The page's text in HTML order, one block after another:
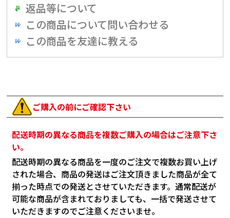
返品等について
この商品について問い合わせる
この商品を友達に教える
ご購入の前にご確認下さい
配送時期の異なる商品を複数ご購入の場合はご注意下さ
い。
配送時期の異なる商品を一度のご注文で複数お買い上げ
された場合、商品の発送はご注文頂きました商品が全て
揃った時点での発送とさせていただきます。通常配送が
可能な商品が含まれておりましても、一括で発送させて
いただきますのでご注意くださいませ。